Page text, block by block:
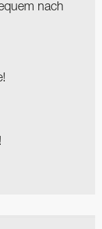
nach